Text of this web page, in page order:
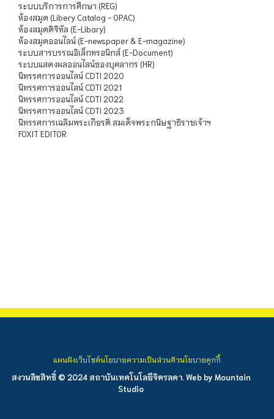
ระบบบริการการศึกษา (REG)
ห้องสมุด (Libery Catalog - OPAC)
ห้องสมุดดิจิทัล (E-Libary)
ห้องสมุดออนไลน์ (E-newspaper & E-magazine)
ระบบสารบรรณอิเล็กทรอนิกส์ (E-Document)
ระบบแสดงผลออนไลน์ของบุคลากร (HR)
นิทรรศการออนไลน์ CDTI 2020
นิทรรศการออนไลน์ CDTI 2021
นิทรรศการออนไลน์ CDTI 2022
นิทรรศการออนไลน์ CDTI 2023
นิทรรศการเฉลิมพระเกียรติ สมเด็จพระกนิษฐาธิราชเจ้าฯ
FOXIT EDITOR
สงวนลิขสิทธิ์ © 2024 สถาบันเทคโนโลยีจิตรลดา. Web by Mountain
Studio
แผนผังเว็บไซต์นโยบายความเป็นส่วนตัวนโยบายคุกกี้